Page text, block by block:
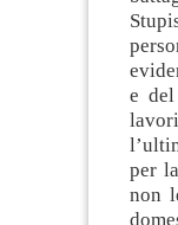
e
per
non